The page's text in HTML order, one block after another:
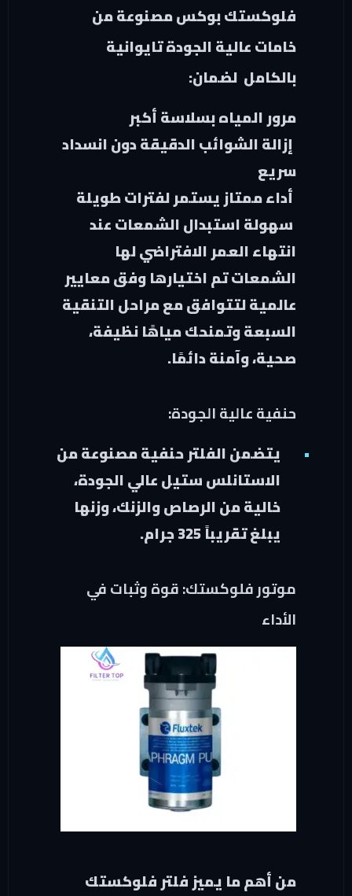
فلوكستك بوكس مصنوعة من
خامات عالية الجودة تايوانية
بالكامل لضمان:
مرور المياه بسلاسة أكبر
إزالة الشوائب الدقيقة دون انسداد
سريع
أداء ممتاز يستمر لفترات طويلة
سهولة استبدال الشمعات عند
انتهاء العمر الافتراضي لها
الشمعات تم اختيارها وفق معايير
عالمية لتتوافق مع مراحل التنقية
السبعة وتمنحك مياهًا نظيفة،
صحية، وآمنة دائمًا.
حنفية عالية الجودة:
يتضمن الفلتر حنفية مصنوعة من
الاستانلس ستيل عالي الجودة،
خالية من الرصاص والزنك، وزنها
يبلغ تقريباً 325 جرام.
موتور فلوكستك: قوة وثبات في
الأداء
من أهم ما يميز فلتر فلوكستك